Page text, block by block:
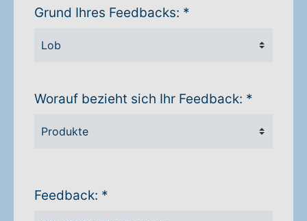
Grund Ihres Feedbacks: *
Worauf bezieht sich Ihr Feedback: *
Feedback: *